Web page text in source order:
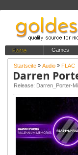
Home Games
Startseite » Audio » FLAC
Darren
Release: Darren_Porter-